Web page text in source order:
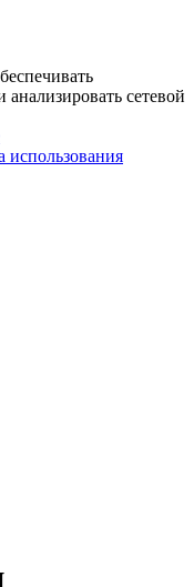
сетевой
использования